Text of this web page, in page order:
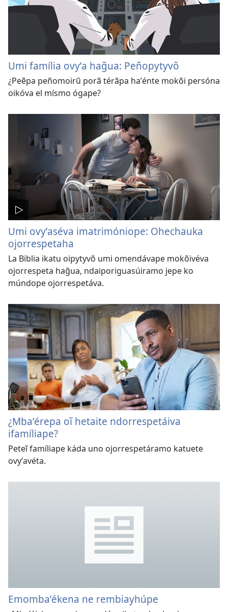
Umi família ovyʼa hag̃ua: Peñopytyvõ
¿Peẽpa peñomoirũ porã térãpa haʼénte mokõi persóna
oikóva el mísmo ógape?
Umi ovyʼaséva imatrimóniope: Ohechauka
ojorrespetaha
La Biblia ikatu oipytyvõ umi omendávape mokõivéva
ojorrespeta hag̃ua, ndaiporiguasúiramo jepe ko
múndope ojorrespetáva.
¿Mbaʼérepa oĩ hetaite ndorrespetáiva
ifamíliape?
Peteĩ famíliape káda uno ojorrespetáramo katuete
ovyʼavéta.
Emombaʼékena ne rembiayhúpe